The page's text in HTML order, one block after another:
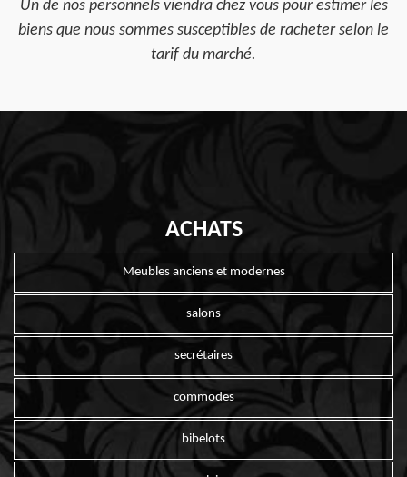
Un de nos personnels viendra chez vous pour estimer les
biens que nous sommes susceptibles de racheter selon le
tarif du marché.
ACHATS
Meubles anciens et modernes
salons
secrétaires
commodes
bibelots